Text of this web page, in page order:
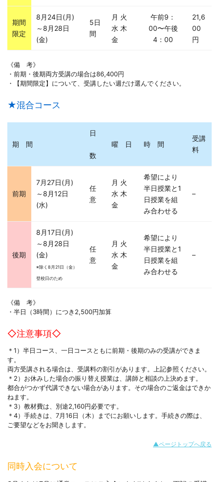
期間
限定
8月24日(月)
～8月28日
(金)
5日
間
月 火
水 木
金
午前9：
00〜午後
4：00
21,6
00
円
《備 考》
・前期・後期両方受講の場合は86,400円
・【期間限定】について、受講したい週だけ選んでください。
★混合コース
期 間
日
数
曜 日 時 間
受講
料
前期
7月27日(月)
～8月12日
(水)
任
意
月 火
水 木
金
希望により
半日授業と1
日授業を組
み合わせる
–
後期
8月17日(月)
～8月28日
(金)
※除く8月21日（金）
登校日のため
任
意
月 火
水 木
金
希望により
半日授業と1
日授業を組
み合わせる
–
《備 考》
・半日（3時間）につき2,500円加算
◇注意事項◇
＊1）半日コース、一日コースともに前期・後期のみの受講ができま
す。
両方受講される場合は、受講料の割引があります。上記参照ください。
＊2）お休みした場合の振り替え授業は、講師と相談の上決めます。
都合がつかず代講できない場合があります。その場合のご返金はできか
ねます。
＊3）教材費は、別途2,160円必要です。
＊4）手続きは、7月16日（木）までにお願いします。手続きの際は、
ご要望などをお聞きします。
▲ページトップへ戻る
同時入会について